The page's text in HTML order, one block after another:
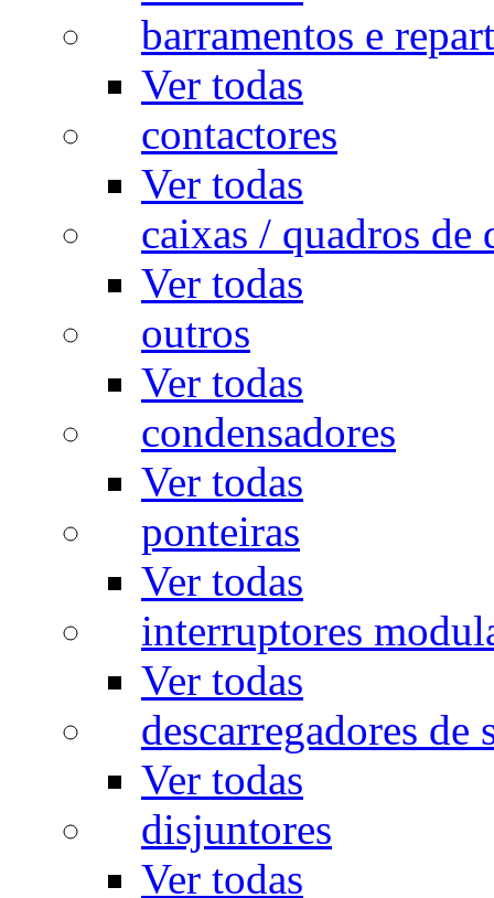
barramentos e
Ver todas
contactores
Ver todas
caixas / quadros de
Ver todas
outros
Ver todas
condensadores
Ver todas
ponteiras
Ver todas
interruptores
Ver todas
descarregadores de
Ver todas
disjuntores
Ver todas